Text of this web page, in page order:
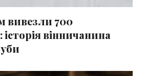
вивезли 700
вінничанина